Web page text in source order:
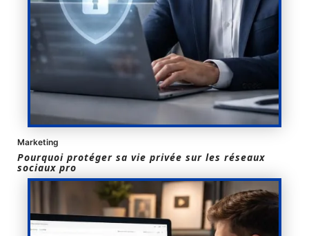
Marketing
Pourquoi protéger sa vie privée sur les réseaux
sociaux pro